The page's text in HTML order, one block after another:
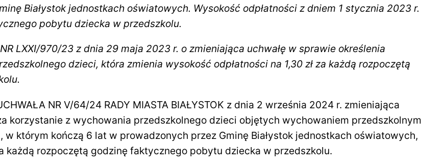
Białystok jednostkach oświatowych. Wysokość odpłatności z dniem 1 stycznia 2023 r.
pobytu dziecka w przedszkolu.
LXXI/970/23 z dnia 29 maja 2023 r. o zmieniająca uchwałę w sprawie określenia
dzieci, która zmienia wysokość odpłatności na 1,30 zł za każdą rozpoczętą
NR V/64/24 RADY MIASTA BIAŁYSTOK z dnia 2 września 2024 r. zmieniająca
korzystanie z wychowania przedszkolnego dzieci objętych wychowaniem przedszkolnym
którym kończą 6 lat w prowadzonych przez Gminę Białystok jednostkach oświatowych,
każdą rozpoczętą godzinę faktycznego pobytu dziecka w przedszkolu.